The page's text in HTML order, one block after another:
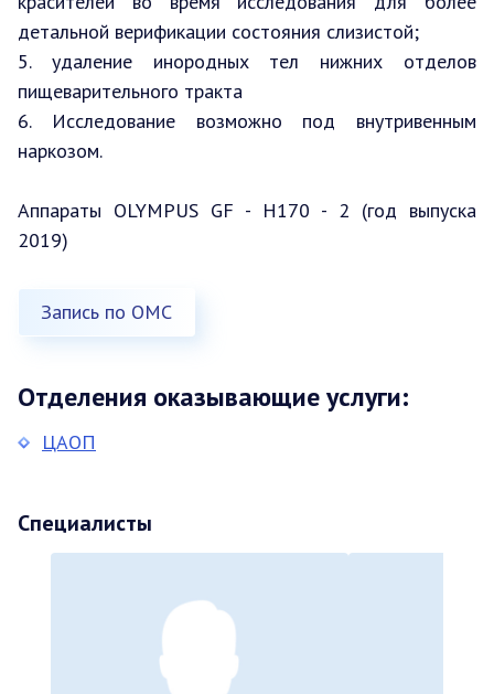
детальной верификации состояния слизистой;
5. удаление инородных тел нижних отделов
пищеварительного тракта
6. Исследование возможно под внутривенным
наркозом.
Аппараты OLYMPUS GF - H170 - 2 (год выпуска
2019)
Запись по ОМС
Отделения оказывающие услуги:
ЦАОП
Специалисты